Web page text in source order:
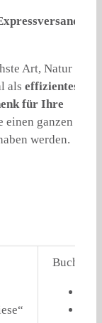
Art, Natur
als effizientes
für Ihre
einen ganzen
werden.